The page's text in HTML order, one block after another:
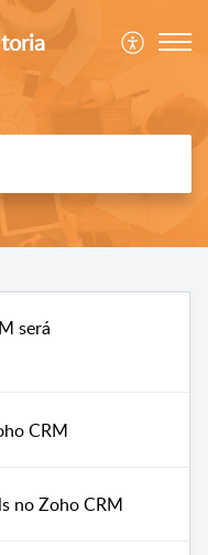
será
CRM
no Zoho CRM